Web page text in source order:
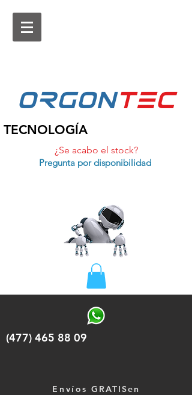
ORGONtEc
TECNOLOGÍA
¿Se acabo el stock?
Pregunta por disponibilidad
(477) 465 88 09
Envíos GRATISen